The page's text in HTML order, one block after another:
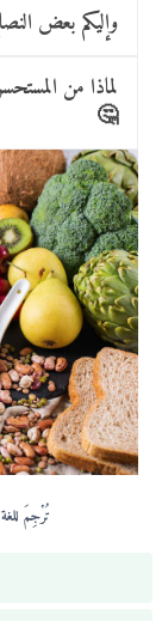
وإليكم بعض
لماذا من
🤔
تُرْجِمَ